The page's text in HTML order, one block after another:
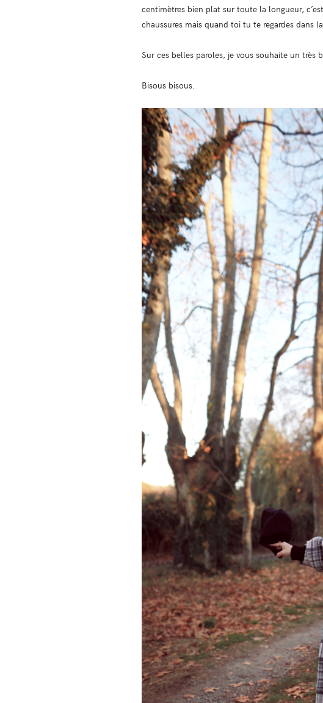
centimètres bien plat sur toute la longueur,
chaussures mais quand toi tu te regardes dans
Sur ces belles paroles, je vous souhaite un très
Bisous bisous.